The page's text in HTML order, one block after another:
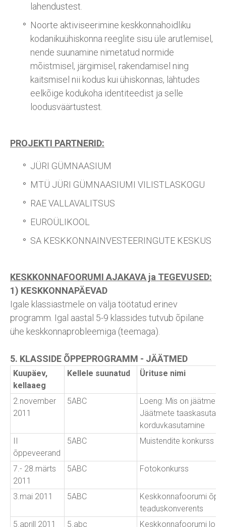
lahendustest.
Noorte aktiviseerimine keskkonnahoidliku
kodanikuühiskonna reeglite sisu üle arutlemisel,
nende suunamine nimetatud normide
mõistmisel, järgimisel, rakendamisel ning
kaitsmisel nii kodus kui ühiskonnas, lähtudes
eelkõige kodukoha identiteedist ja selle
loodusväärtustest.
PROJEKTI PARTNERID:
JÜRI GÜMNAASIUM
MTÜ JÜRI GÜMNAASIUMI VILISTLASKOGU
RAE VALLAVALITSUS
EUROÜLIKOOL
SA KESKKONNAINVESTEERINGUTE KESKUS
KESKKONNAFOORUMI AJAKAVA ja TEGEVUSED:
1) KESKKONNAPÄEVAD
Igale klassiastmele on välja töötatud erinev
programm. Igal aastal 5-9 klassides tutvub õpilane
ühe keskkonnaprobleemiga (teemaga).
5. KLASSIDE ÕPPEPROGRAMM - JÄÄTMED
Kuupäev,
kellaaeg
Kellele suunatud Ürituse nimi
2.november
2011
5ABC
Loeng: Mis on jäätmed?
Jäätmete
korduvkasutamine
II
õppeveerand
5ABC Muistendite konkurss
7.- 28.märts
2011
5ABC Fotokonkurss
3.mai 2011 5ABC
Keskkonnafoorumi
teaduskonverents
5.aprill 2011
5.abc Keskkonnafoorumi